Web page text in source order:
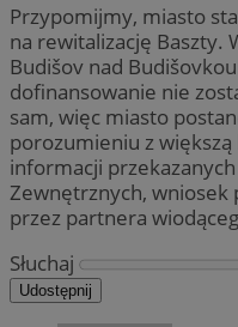
Przypomijmy, miasto
na rewitalizację Baszty.
Budišov nad
dofinansowanie nie
sam, więc miasto
porozumieniu z
informacji
Zewnętrznych, wniosek
przez partnera
Słuchaj
Udostępnij